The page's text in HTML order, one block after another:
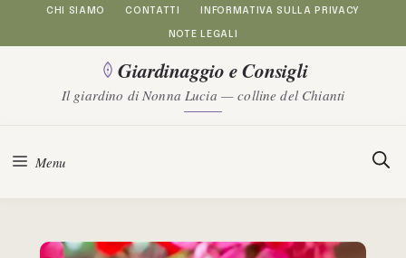
al
contenuto
CHI SIAMO CONTATTI INFORMATIVA SULLA PRIVACY
NOTE LEGALI
Giardinaggio e Consigli
Il giardino di Nonna Lucia — colline del Chianti
Menu